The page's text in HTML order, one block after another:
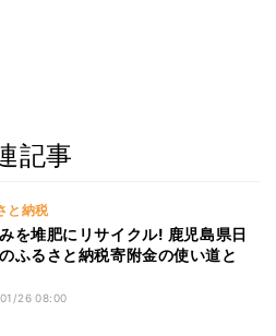
記事
と納税
を堆肥にリサイクル! 鹿児島県日
ふるさと納税寄附金の使い道と
26 08:00